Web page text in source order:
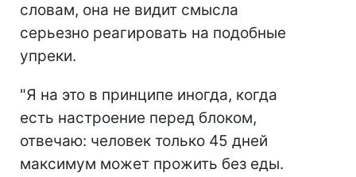
словам, она не видит смысла
серьезно реагировать на подобные
упреки.
"Я на это в принципе иногда, когда
есть настроение перед блоком,
отвечаю: человек только 45 дней
максимум может прожить без еды.